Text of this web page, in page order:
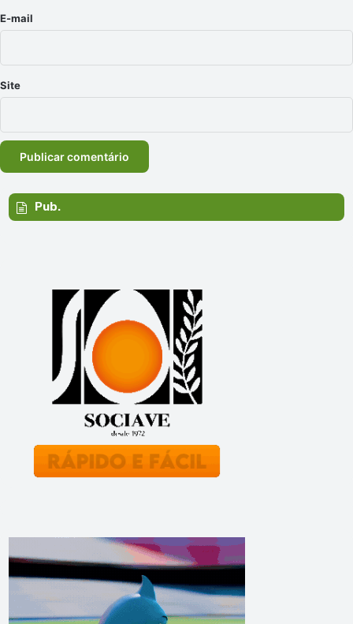
*
E-mail
Site
Pub.